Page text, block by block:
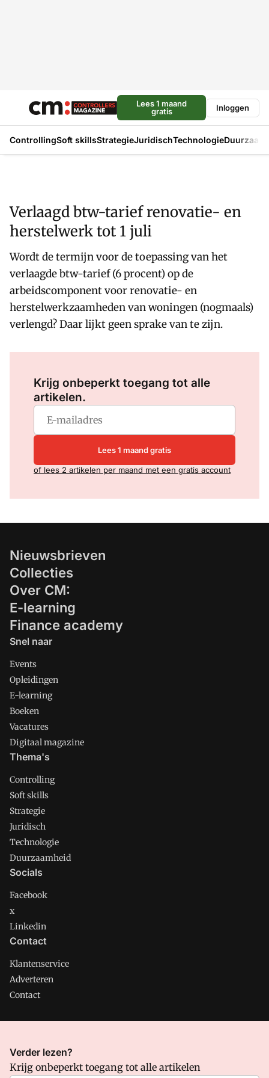
Lees 1 maand
gratis
Inloggen
ControllingSoft skillsStrategieJuridischTechnologie
Verlaagd btw-tarief renovatie- en
herstelwerk tot 1 juli
Wordt de termijn voor de toepassing van het
verlaagde btw-tarief (6 procent) op de
arbeidscomponent voor renovatie- en
herstelwerkzaamheden van woningen (nogmaals)
verlengd? Daar lijkt geen sprake van te zijn.
Krijg onbeperkt toegang tot alle
artikelen.
Lees 1 maand gratis
of lees 2 artikelen per maand met een gratis account
Nieuwsbrieven
Collecties
Over CM:
E-learning
Finance academy
Snel naar
Events
Opleidingen
E-learning
Boeken
Vacatures
Digitaal magazine
Thema's
Controlling
Soft skills
Strategie
Juridisch
Technologie
Duurzaamheid
Socials
Facebook
x
Linkedin
Contact
Klantenservice
Adverteren
Contact
CMweb is onderdeel van VMN media. Lees in
waar VMN media voor staat. Op gebruik van deze site zijn de
Verder lezen?
Krijg onbeperkt toegang tot alle artikelen